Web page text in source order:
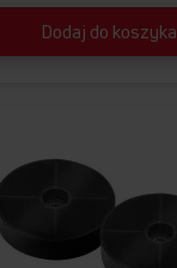
Dodaj do koszyka